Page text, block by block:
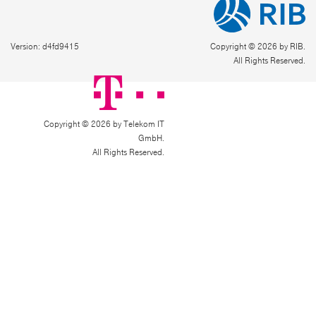
Version: d4fd9415
Copyright © 2026 by RIB.
All Rights Reserved.
Copyright © 2026 by Telekom IT
GmbH.
All Rights Reserved.